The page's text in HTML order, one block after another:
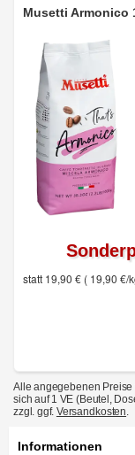
Musetti Armonico
statt 19,90 € ( 19,90 €/
Alle angegebenen Preise
sich auf 1 VE (Beutel,
zzgl. ggf. Versandkosten
Informationen